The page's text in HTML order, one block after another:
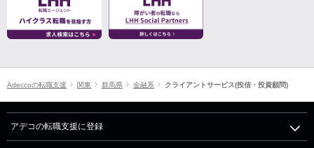
Adeccoの転職支援 関東 群馬県 金融系 クライアントサービス(投信・投資顧問)
アデコの転職支援に登録